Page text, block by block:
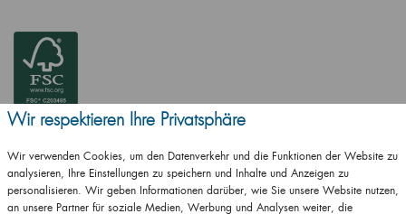
Wir respektieren Ihre Privatsphäre
Wir verwenden Cookies, um den Datenverkehr und die Funktionen der Website zu
analysieren, Ihre Einstellungen zu speichern und Inhalte und Anzeigen zu
personalisieren. Wir geben Informationen darüber, wie Sie unsere Website nutzen,
an unsere Partner für soziale Medien, Werbung und Analysen weiter, die